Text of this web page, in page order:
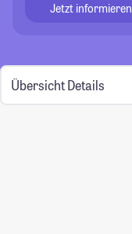
Jetzt informieren
Übersicht Details